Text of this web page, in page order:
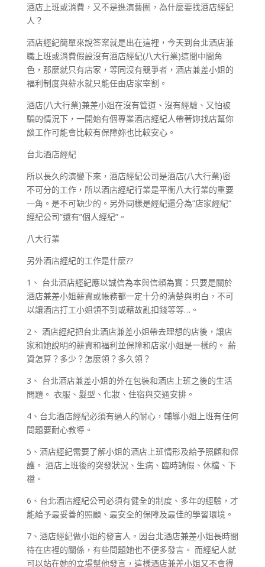
酒店上班或消費，又不是進演藝圈，為什麼要找酒店經紀
人？
酒店經紀簡單來說答案就是出在這裡，今天到台北酒店兼
職上班或消費假設沒有酒店經紀(八大行業)這間中間角
色，那麼就只有店家，等同沒有競爭者，酒店兼差小姐的
福利制度與薪水就只能任由店家宰割。
酒店(八大行業)兼差小姐在沒有管道、沒有經驗、又怕被
騙的情況下，一開始有個專業酒店經紀人帶著妳找店幫你
談工作可能會比較有保障妳也比較安心。
台北酒店經紀
所以長久的演變下來，酒店經紀公司是酒店(八大行業)密
不可分的工作，所以酒店經紀行業是平衡八大行業的重要
一角。是不可缺少的。另外同樣是經紀還分為”店家經紀”
經紀公司”還有”個人經紀”。
八大行業
另外酒店經紀的工作是什麼??
1、 台北酒店經紀應以誠信為本與信賴為實：只要是關於
酒店兼差小姐薪資或帳務都一定十分的清楚與明白，不可
以讓酒店打工小姐領不到或藉故亂扣錢等等…。
2、 酒店經紀把台北酒店兼差小姐帶去理想的店後，讓店
家和她說明的薪資和福利並保障和店家小姐是一樣的。 薪
資怎算？多少？怎麼領？多久領？
3、 台北酒店兼差小姐的外在包裝和酒店上班之後的生活
問題。 衣服、髮型、化妝、住宿與交通安排。
4、台北酒店經紀必須有過人的耐心，輔導小姐上班有任何
問題要耐心教導。
5、酒店經紀需要了解小姐的酒店上班情形及給予照顧和保
護。 酒店上班後的突發狀況、生病、臨時請假、休檔、下
檔。
6、台北酒店經紀公司必須有健全的制度、多年的經驗，才
能給予最妥善的照顧、最安全的保障及最佳的學習環境。
7、酒店經紀做小姐的發言人。因台北酒店兼差小姐長時間
待在店裡的關係，有些問題她也不便多發言。 而經紀人就
可以站在她的立場幫他發言，這樣酒店兼差小姐又不會得